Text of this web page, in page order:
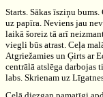
Starts. Sākas īsziņu
uz papīra. Neviens jau
laikā šoreiz tā arī
viegli būs atrast. Ceļa
Atgriežamies un Ģirts ar
centrālā atslēga darbojas
labs. Skrienam uz